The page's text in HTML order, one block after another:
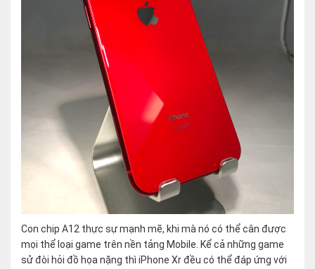
Con chip A12 thực sự mạnh mẽ, khi mà nó có thể cân được
mọi thể loại game trên nền tảng Mobile. Kể cả những game
sử đòi hỏi đồ họa nặng thì iPhone Xr đều có thể đáp ứng với